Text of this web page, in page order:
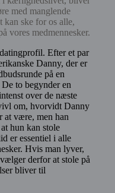
med manglende
kan ske for os alle,
vores medmennesker.
Efter et par
Danny, der er
på en
to begynder en
over de næste
om, hvorvidt Danny
at være, men han
hun kan stole
er essentiel i alle
Hvis man lyver,
derfor at stole på
bliver til